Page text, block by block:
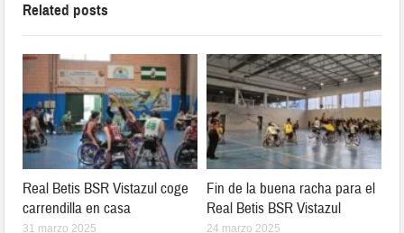
Related posts
Real Betis BSR Vistazul coge
carrendilla en casa
31 marzo 2025
Fin de la buena racha para el
Real Betis BSR Vistazul
24 marzo 2025